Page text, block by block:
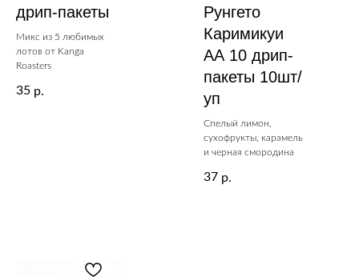
дрип-пакеты
Микс из 5 любимых
лотов от Kanga
Roasters
35 р.
Рунгето
Каримикуи
АА 10 дрип-
пакеты 10шт/
уп
Спелый лимон,
сухофрукты, карамель
и черная смородина
37 р.